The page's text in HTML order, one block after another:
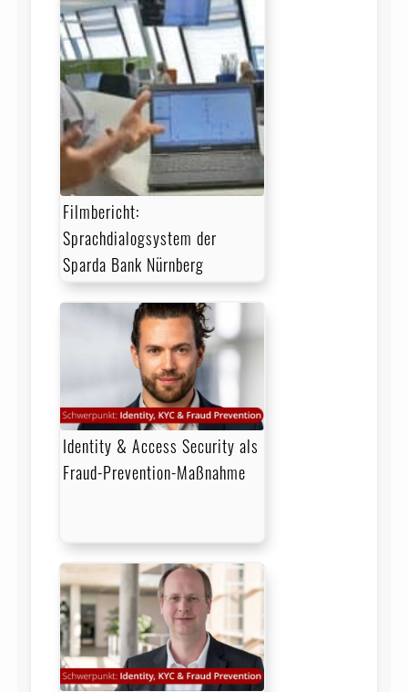
Filmbericht:
Sprachdialogsystem der
Sparda Bank Nürnberg
Identity & Access Security als
Fraud-Prevention-Maßnahme